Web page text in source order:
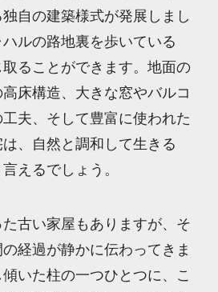
自の建築様式が発展しまし
ルの路地裏を歩いている
ることができます。地面の
床構造、大きな窓やバルコ
夫、そして豊富に使われた
、自然と調和して生きる
えるでしょう。
古い家屋もありますが、そ
経過が静かに伝わってきま
いた柱の一つひとつに、こ